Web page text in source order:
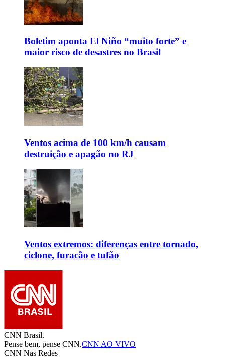
Boletim aponta El Niño “muito forte” e
maior risco de desastres no Brasil
Ventos acima de 100 km/h causam
destruição e apagão no RJ
Ventos extremos: diferenças entre tornado,
ciclone, furacão e tufão
CNN Brasil.
Pense bem, pense CNN.CNN AO VIVO
CNN Nas Redes